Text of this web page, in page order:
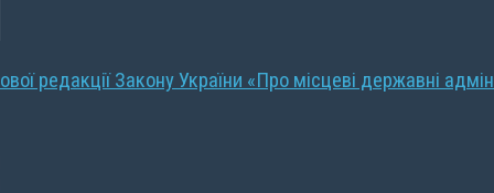
редакції Закону України «Про місцеві державні